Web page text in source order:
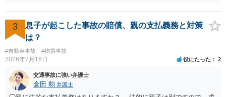
3
息子が起こした事故の賠償、親の支払義務と対策
は？
#自動車事故 #物損事故
2026年7月16日 役にたった 2
交通事故に強い弁護士
倉田 勲 弁護士